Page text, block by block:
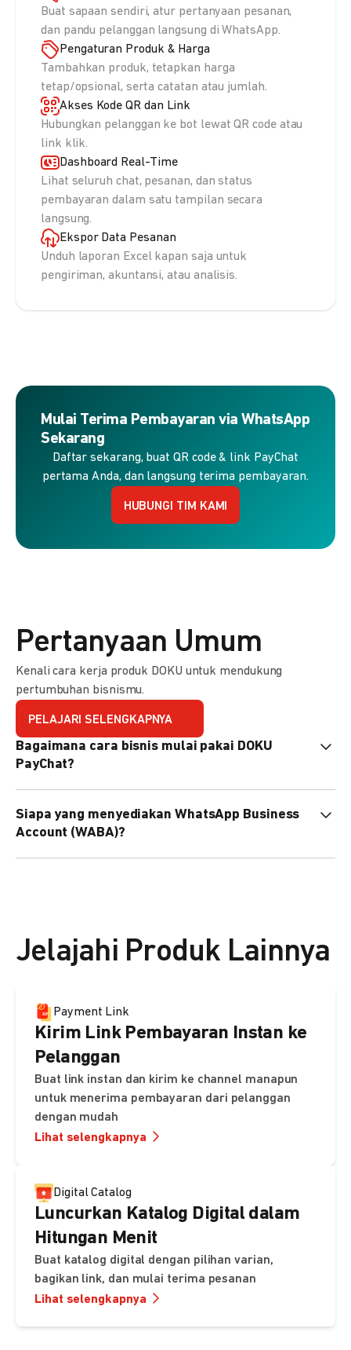
Buat sapaan sendiri, atur pertanyaan pesanan,
dan pandu pelanggan langsung di WhatsApp.
Pengaturan Produk & Harga
Tambahkan produk, tetapkan harga
tetap/opsional, serta catatan atau jumlah.
Akses Kode QR dan Link
Hubungkan pelanggan ke bot lewat QR code atau
link klik.
Dashboard Real-Time
Lihat seluruh chat, pesanan, dan status
pembayaran dalam satu tampilan secara
langsung.
Ekspor Data Pesanan
Unduh laporan Excel kapan saja untuk
pengiriman, akuntansi, atau analisis.
Mulai Terima Pembayaran via WhatsApp
Sekarang
Daftar sekarang, buat QR code & link PayChat
pertama Anda, dan langsung terima pembayaran.
HUBUNGI TIM KAMI
Pertanyaan Umum
Kenali cara kerja produk DOKU untuk mendukung
pertumbuhan bisnismu.
PELAJARI SELENGKAPNYA
Bagaimana cara bisnis mulai pakai DOKU
PayChat?
nanti tim kami bantu setup. Bisa juga pakai nomor
WhatsApp bisnis yang sudah dimiliki sendiri, atau dari
DOKU yang buatkan WhatsApp Bisnis terverifikasi juga
Siapa yang menyediakan WhatsApp Business
Account (WABA)?
Jelajahi Produk Lainnya
Payment Link
Kirim Link Pembayaran Instan ke
Pelanggan
Buat link instan dan kirim ke channel manapun
untuk menerima pembayaran dari pelanggan
dengan mudah
Lihat selengkapnya
Digital Catalog
Luncurkan Katalog Digital dalam
Hitungan Menit
Buat katalog digital dengan pilihan varian,
bagikan link, dan mulai terima pesanan
Lihat selengkapnya